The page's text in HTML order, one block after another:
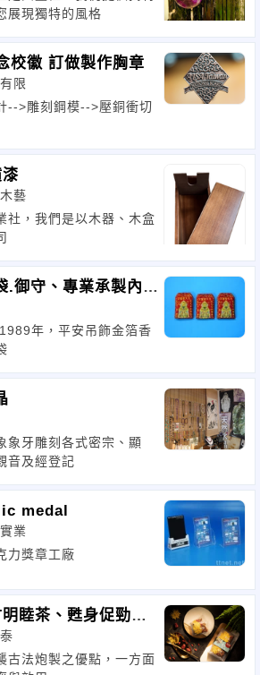
展現獨特的風格
校徽 訂做製作胸章
限
-->雕刻鋼模-->壓銅衝切
藝
社，我們是以木器、木盒
.御守、專業承製內附
年，平安吊飾金箔香
象牙雕刻各式密宗、顯
音及經登記
medal
業
力獎章工廠
睦茶、甦身促勁
古法炮製之優點，一方面